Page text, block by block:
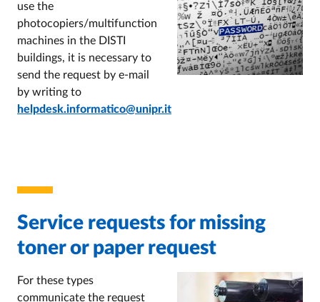
use the
photocopiers/multifunction
machines in the DISTI
buildings, it is necessary to
send the request by e-mail
by writing to
helpdesk.informatico@unipr.it
Service requests for missing
toner or paper request
For these types
communicate the request